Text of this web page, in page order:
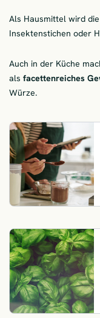
Als Hausmittel wird
Insektenstichen oder
Auch in der Küche
als facettenreiches
Würze.